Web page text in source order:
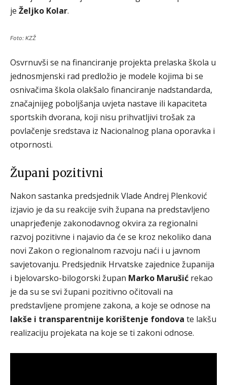
je Željko Kolar.
Foto: KZŽ
Osvrnuvši se na financiranje projekta prelaska škola u
jednosmjenski rad predložio je modele kojima bi se
osnivačima škola olakšalo financiranje nadstandarda,
značajnijeg poboljšanja uvjeta nastave ili kapaciteta
sportskih dvorana, koji nisu prihvatljivi trošak za
povlačenje sredstava iz Nacionalnog plana oporavka i
otpornosti.
Župani pozitivni
Nakon sastanka predsjednik Vlade Andrej Plenković
izjavio je da su reakcije svih župana na predstavljeno
unaprjeđenje zakonodavnog okvira za regionalni
razvoj pozitivne i najavio da će se kroz nekoliko dana
novi Zakon o regionalnom razvoju naći i u javnom
savjetovanju. Predsjednik Hrvatske zajednice županija
i bjelovarsko-bilogorski župan Marko Marušić rekao
je da su se svi župani pozitivno očitovali na
predstavljene promjene zakona, a koje se odnose na
lakše i transparentnije korištenje fondova te lakšu
realizaciju projekata na koje se ti zakoni odnose.